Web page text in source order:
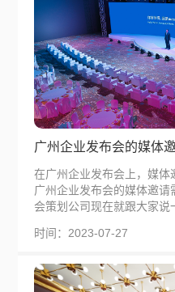
广州企业发布会的媒体
在广州企业发布会上，媒
广州企业发布会的媒体邀
会策划公司现在就跟大家说
时间：2023-07-27